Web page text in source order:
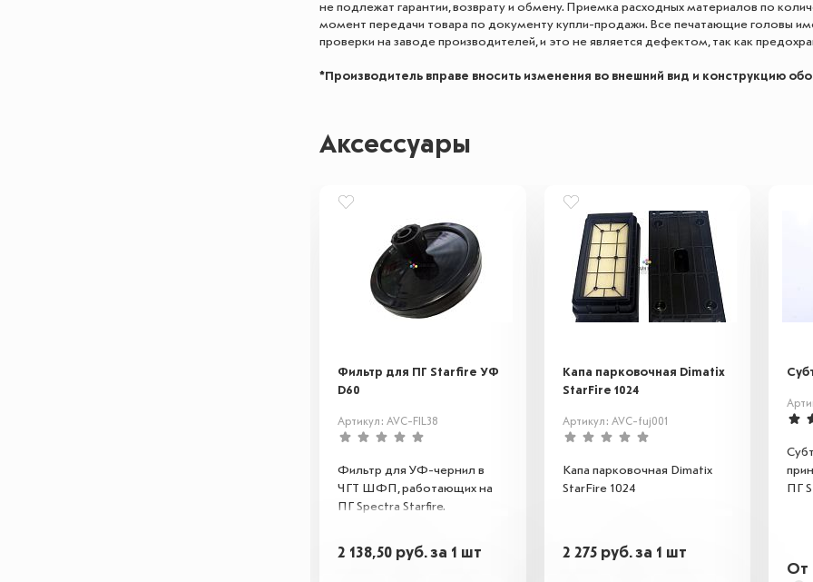
не подлежат гарантии, возврату и обмену. Приемка расходных материалов по
момент передачи товара по документу купли-продажи. Все печатающие головы
проверки на заводе производителей, и это не является дефектом, так как
*Производитель вправе вносить изменения во внешний вид и конструкцию
Аксессуары
Фильтр для ПГ Starfire УФ
D60
Артикул: AVC-FIL38
Фильтр для УФ-чернил в
ЧГТ ШФП, работающих на
ПГ Spectra Starfire.
2 138,50 руб. за 1 шт
Капа парковочная Dimatix
StarFire 1024
Артикул: AVC-fuj001
Капа парковочная Dimatix
StarFire 1024
2 275 руб. за 1 шт
ПГ
От